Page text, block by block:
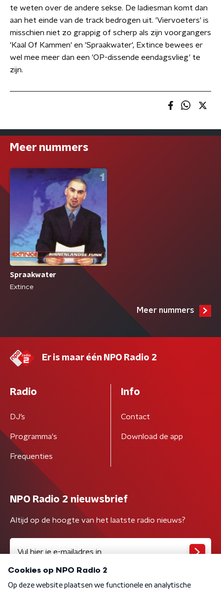
te weten over de andere sekse. De ladiesman komt dan
aan het einde van de track bedrogen uit. 'Viervoeters' is
misschien niet zo grappig of scherp als zijn voorgangers
'Kaal Of Kammen' en 'Spraakwater', Extince bewees er
wel mee meer dan een 'OP-dissende eendagsvlieg' te
zijn.
Meer nummers
Spraakwater
Extince
Meer nummers
Er is maar één NPO Radio 2
Radio
DJ’s
Programma's
Frequenties
Info
Contact
Download de app
NPO Radio 2 nieuwsbrief
Altijd op de hoogte van het laatste radio nieuws?